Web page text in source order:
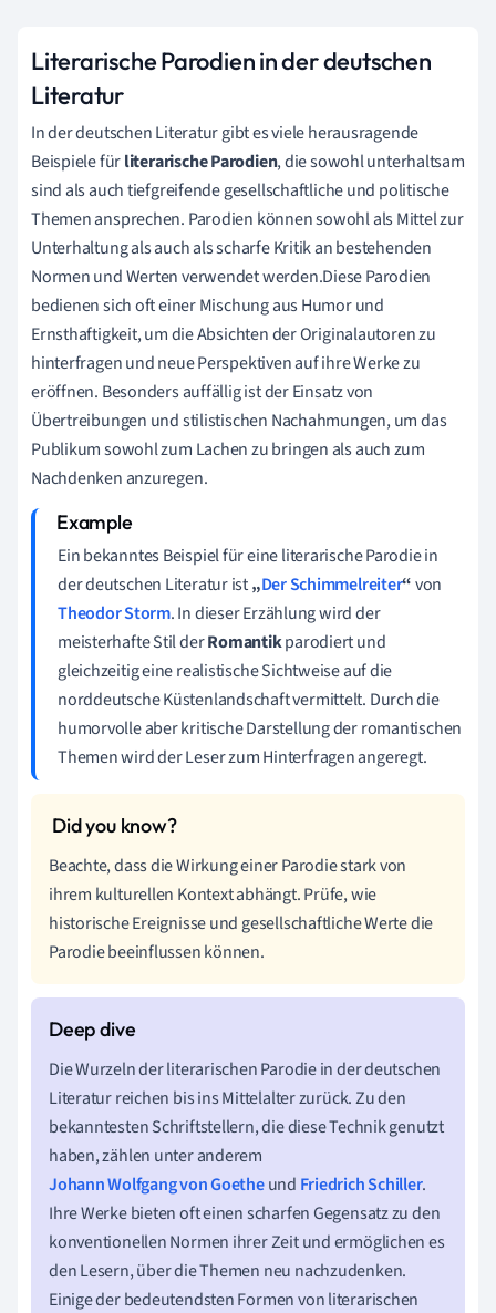
Literarische Parodien in der deutschen
Literatur
In der deutschen Literatur gibt es viele herausragende
Beispiele fürliterarische Parodien, die sowohl unterhaltsam
sind als auch tiefgreifende gesellschaftliche und politische
Themen ansprechen. Parodien können sowohl als Mittel zur
Unterhaltung als auch als scharfe Kritik an bestehenden
Normen und Werten verwendet werden.Diese Parodien
bedienen sich oft einer Mischung aus Humor und
Ernsthaftigkeit, um die Absichten der Originalautoren zu
hinterfragen und neue Perspektiven auf ihre Werke zu
eröffnen. Besonders auffällig ist der Einsatz von
Übertreibungen und stilistischen Nachahmungen, um das
Publikum sowohl zum Lachen zu bringen als auch zum
Nachdenken anzuregen.
Ein bekanntes Beispiel für eine literarische Parodie in
der deutschen Literatur ist„Der Schimmelreiter“von
Theodor Storm. In dieser Erzählung wird der
meisterhafte Stil derRomantikparodiert und
gleichzeitig eine realistische Sichtweise auf die
norddeutsche Küstenlandschaft vermittelt. Durch die
humorvolle aber kritische Darstellung der romantischen
Themen wird der Leser zum Hinterfragen angeregt.
Beachte, dass die Wirkung einer Parodie stark von
ihrem kulturellen Kontext abhängt. Prüfe, wie
historische Ereignisse und gesellschaftliche Werte die
Parodie beeinflussen können.
Die Wurzeln der literarischen Parodie in der deutschen
Literatur reichen bis ins Mittelalter zurück. Zu den
bekanntesten Schriftstellern, die diese Technik genutzt
haben, zählen unter anderem
Johann Wolfgang von Goetheund Friedrich Schiller.
Ihre Werke bieten oft einen scharfen Gegensatz zu den
konventionellen Normen ihrer Zeit und ermöglichen es
den Lesern, über die Themen neu nachzudenken.
Einige der bedeutendsten Formen von literarischen